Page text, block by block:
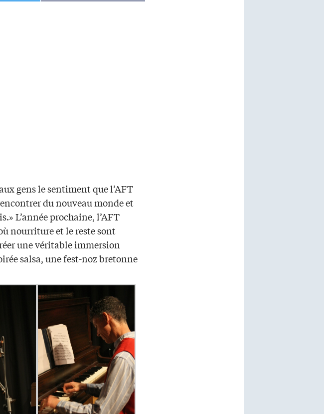
gens le sentiment que l’AFT
du nouveau monde et
L’année prochaine, l’AFT
nourriture et le reste sont
une véritable immersion
salsa, une fest-noz bretonne